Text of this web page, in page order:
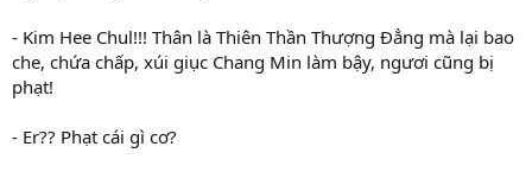
- Kim Hee Chul!!! Thân là Thiên Thần Thượng Đẳng mà lại bao
che, chứa chấp, xúi giục Chang Min làm bậy, ngươi cũng bị
phạt!
- Er?? Phạt cái gì cơ?